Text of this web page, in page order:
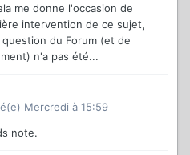
me donne l'occasion de
intervention de ce sujet,
du Forum (et de
n'a pas été...
Mercredi à 15:59
note.